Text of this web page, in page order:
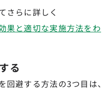
さらに詳しく
果と適切な実施方法をわ
る
避する方法の3つ目は、